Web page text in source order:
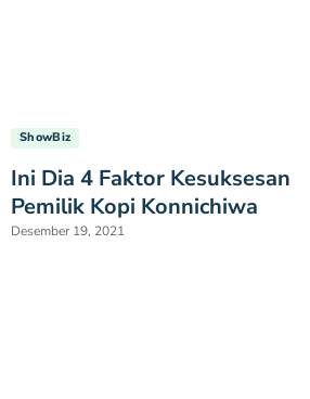
ShowBiz
Ini Dia 4 Faktor Kesuksesan
Pemilik Kopi Konnichiwa
Desember 19, 2021